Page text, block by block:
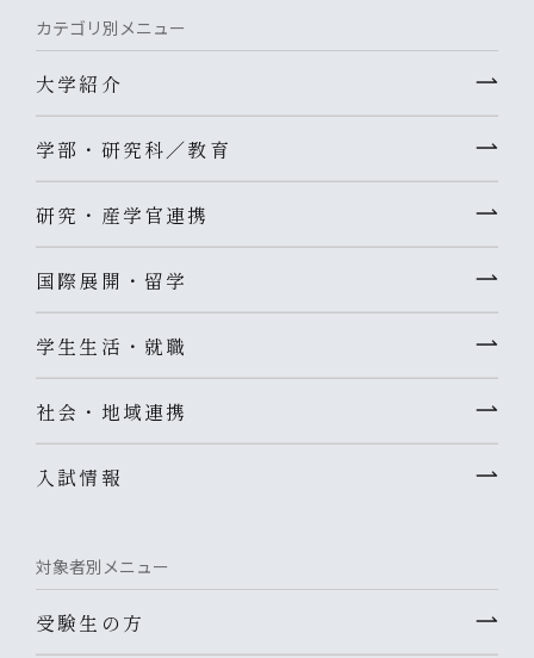
カテゴリ別メニュー
大学紹介
学部・研究科／教育
研究・産学官連携
国際展開・留学
学生生活・就職
社会・地域連携
入試情報
対象者別メニュー
受験生の方